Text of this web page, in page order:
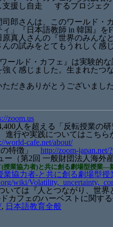
支援し自走 するプロジェク
郎さんは、このワールド・
」『日本語教師 in 韓国』
原真人さんの『世界のみん
の試みをとてもうれしく感
ールド・カフェ』は実験的
く感じました。生まれたつ
だきありがとうございました
zoom.us
人を超える「反転授業の研
進行や実践についてはこち
world-cafe.net/about/
の特徴」 http://zoom-japan.net/
ー（第2回 一般財団法人海外
授業協力者)と共に創る劇場型授業
業協力者-と共に創る劇場型
wiki/
いては『人とつながり、世
カフェのハーベストに関す
, 日本語教育全般